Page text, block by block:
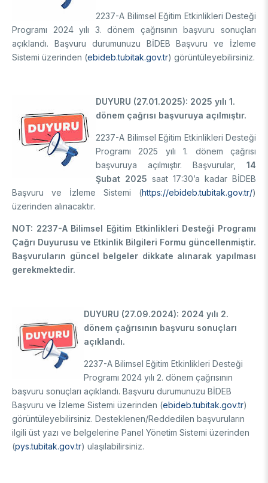
2237-A Bilimsel Eğitim Etkinlikleri Desteği
Programı 2024 yılı 3. dönem çağrısının başvuru sonuçları
açıklandı. Başvuru durumunuzu BİDEB Başvuru ve İzleme
Sistemi üzerinden (ebideb.tubitak.gov.tr) görüntüleyebilirsiniz.
DUYURU (27.01.2025): 2025 yılı 1.
dönem çağrısı başvuruya açılmıştır.
2237-A Bilimsel Eğitim Etkinlikleri Desteği
Programı 2025 yılı 1. dönem çağrısı
başvuruya açılmıştır. Başvurular, 14
Şubat 2025 saat 17:30’a kadar BİDEB
Başvuru ve İzleme Sistemi (https://ebideb.tubitak.gov.tr/)
üzerinden alınacaktır.
NOT: 2237-A Bilimsel Eğitim Etkinlikleri Desteği Programı
Çağrı Duyurusu ve Etkinlik Bilgileri Formu güncellenmiştir.
Başvuruların güncel belgeler dikkate alınarak yapılması
gerekmektedir.
DUYURU (27.09.2024): 2024 yılı 2.
dönem çağrısının başvuru sonuçları
açıklandı.
2237-A Bilimsel Eğitim Etkinlikleri Desteği
Programı 2024 yılı 2. dönem çağrısının
başvuru sonuçları açıklandı. Başvuru durumunuzu BİDEB
Başvuru ve İzleme Sistemi üzerinden (ebideb.tubitak.gov.tr)
görüntüleyebilirsiniz. Desteklenen/Reddedilen başvuruların
ilgili üst yazı ve belgelerine Panel Yönetim Sistemi üzerinden
(pys.tubitak.gov.tr) ulaşılabilirsiniz.